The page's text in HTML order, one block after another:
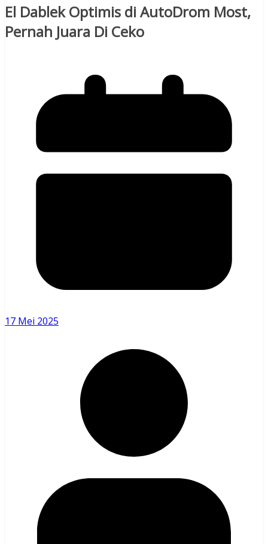
El Dablek Optimis di AutoDrom Most,
Pernah Juara Di Ceko
17 Mei 2025